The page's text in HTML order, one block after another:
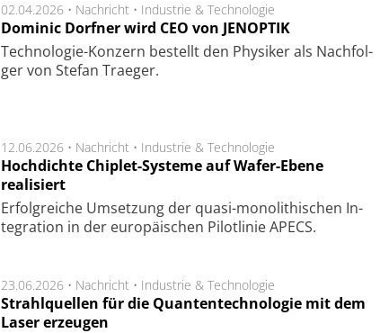
02.04.2026 • Nachricht • Industrie & Technologie
Dominic Dorfner wird CEO von JENOPTIK
Techno­logie-Konzern be­stellt den Phy­si­ker als Nach­fol­
ger von Ste­fan Trae­ger.
12.06.2026 • Nachricht • Industrie & Technologie
Hochdichte Chiplet-Systeme auf Wafer-Ebene
realisiert
Er­folg­rei­che Um­set­zung der quasi-mono­li­thi­schen In­
te­gra­tion in der eu­ro­pä­i­schen Pi­lot­li­nie APECS.
23.06.2026 • Nachricht • Industrie & Technologie
Strahlquellen für die Quantentechnologie mit dem
Laser erzeugen